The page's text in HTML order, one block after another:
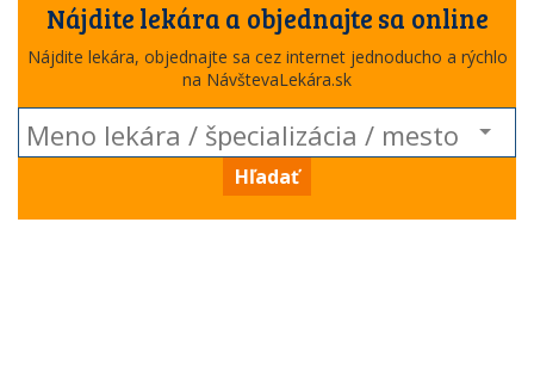
Nájdite lekára a objednajte sa online
Nájdite lekára, objednajte sa cez internet jednoducho a rýchlo
na NávštevaLekára.sk
Hľadať